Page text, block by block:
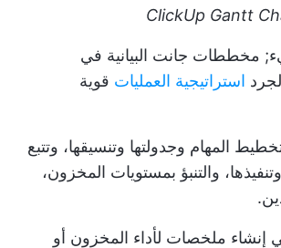
مخططات جانت البيانية في
استراتيجية العمليات قوية
المهام وجدولتها وتنسيقها، وتتبع
والتنبؤ بمستويات المخزون،
إنشاء ملخصات لأداء المخزون أو